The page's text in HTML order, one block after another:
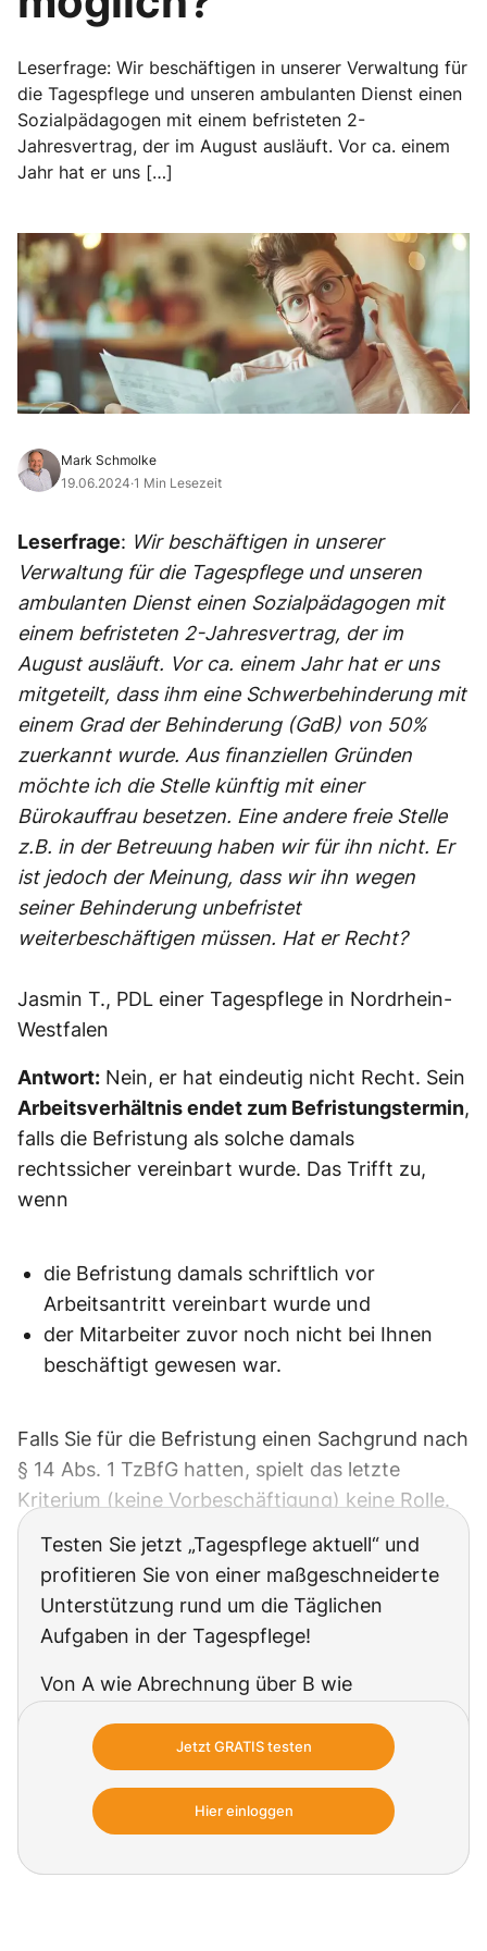
Leserfrage: Wir beschäftigen in unserer Verwaltung für
die Tagespflege und unseren ambulanten Dienst einen
Sozialpädagogen mit einem befristeten 2-
Jahresvertrag, der im August ausläuft. Vor ca. einem
Jahr hat er uns […]
Mark Schmolke
19.06.2024·1 Min Lesezeit
Leserfrage: Wir beschäftigen in unserer
Verwaltung für die Tagespflege und unseren
ambulanten Dienst einen Sozialpädagogen mit
einem befristeten 2-Jahresvertrag, der im
August ausläuft. Vor ca. einem Jahr hat er uns
mitgeteilt, dass ihm eine Schwerbehinderung mit
einem Grad der Behinderung (GdB) von 50%
zuerkannt wurde. Aus finanziellen Gründen
möchte ich die Stelle künftig mit einer
Bürokauffrau besetzen. Eine andere freie Stelle
z.B. in der Betreuung haben wir für ihn nicht. Er
ist jedoch der Meinung, dass wir ihn wegen
seiner Behinderung unbefristet
weiterbeschäftigen müssen. Hat er Recht?
Jasmin T., PDL einer Tagespflege in Nordrhein-
Westfalen
Antwort: Nein, er hat eindeutig nicht Recht. Sein
Arbeitsverhältnis endet zum Befristungstermin,
falls die Befristung als solche damals
rechtssicher vereinbart wurde. Das Trifft zu,
wenn
die Befristung damals schriftlich vor
Arbeitsantritt vereinbart wurde und
der Mitarbeiter zuvor noch nicht bei Ihnen
beschäftigt gewesen war.
Falls Sie für die Befristung einen Sachgrund nach
§ 14 Abs. 1 TzBfG hatten, spielt das letzte
Kriterium (keine Vorbeschäftigung) keine Rolle.
Testen Sie jetzt „Tagespflege aktuell“ und
profitieren Sie von einer maßgeschneiderte
Unterstützung rund um die Täglichen
Aufgaben in der Tagespflege!
Von A wie Abrechnung über B wie
jeder Ausgabe erhalten Sie aktuelle
Praxisinformationen und direkt anwendbare
Arbeitshilfen für die erfolgreiche Leitung in
der Tagespflege.
Jetzt GRATIS testen
Hier einloggen